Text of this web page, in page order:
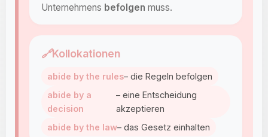
Unternehmens befolgen muss.
🔗Kollokationen
abide by the rules– die Regeln befolgen
abide by a
decision
– eine Entscheidung
akzeptieren
abide by the law– das Gesetz einhalten